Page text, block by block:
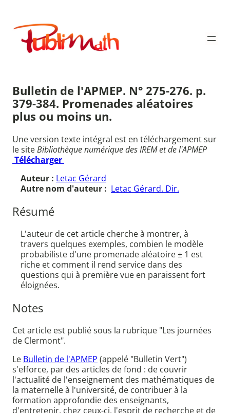
contenu
Publimath
Bulletin de l'APMEP. N° 275-276. p.
379-384. Promenades aléatoires
plus ou moins un.
Une version texte intégral est en téléchargement sur
le siteBibliothèque numérique des IREM et de l'APMEP
Télécharger
Auteur : Letac Gérard
Autre nom d'auteur : Letac Gérard. Dir.
Résumé
L'auteur de cet article cherche à montrer, à
travers quelques exemples, combien le modèle
probabiliste d'une promenade aléatoire ± 1 est
riche et comment il rend service dans des
questions qui à première vue en paraissent fort
éloignées.
Notes
Cet article est publié sous la rubrique "Les journées
de Clermont".
Le Bulletin de l'APMEP (appelé "Bulletin Vert")
s'efforce, par des articles de fond : de couvrir
l'actualité de l'enseignement des mathématiques de
la maternelle à l'université, de contribuer à la
formation approfondie des enseignants,
d'entretenir, chez ceux-ci, l'esprit de recherche et de